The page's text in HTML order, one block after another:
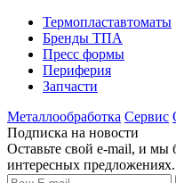
Термопластавтоматы
Бренды ТПА
Пресс формы
Периферия
Запчасти
Металлообработка Сервис
Подписка на новости
Оставьте свой e-mail, и мы
интересных предложениях.